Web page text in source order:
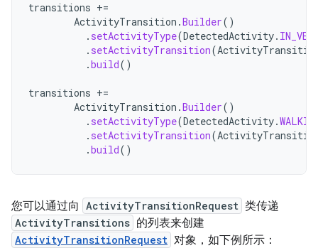
transitions +=
ActivityTransition .Builder()
. setActivityType(DetectedActivity.
. setActivityTransition(
.build()
transitions +=
ActivityTransition .Builder()
. setActivityType(DetectedActivity.
. setActivityTransition(
.build()
您可以通过向 ActivityTransitionRequest 类传递
ActivityTransitions 的列表来创建
ActivityTransitionRequest 对象，如下例所示：